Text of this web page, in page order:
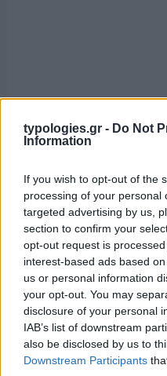
typologies.gr - Do Not
Information
If you wish to opt-out of the
processing of your personal
targeted advertising by us,
section to confirm your
opt-out request is
interest-based ads based
us or personal information
your opt-out. You may
disclosure of your personal
IAB’s list of downstream
also be disclosed by us to
Downstream Participants